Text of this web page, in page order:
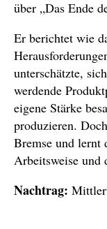
über „Das Ende
Er berichtet wie
unterschätzte,
werdende
eigene Stärke
produzieren.
Bremse und
Arbeitsweise und
Nachtrag: